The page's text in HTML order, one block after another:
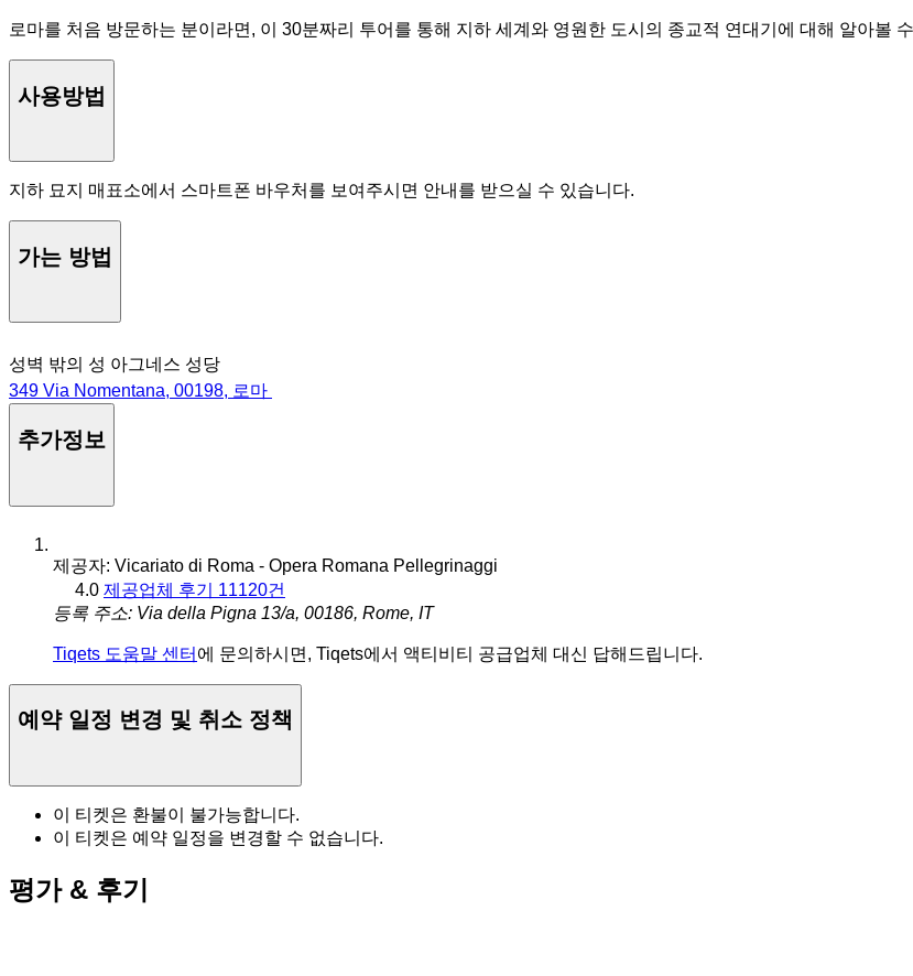
로마를 처음 방문하는 분이라면, 이 30분짜리 투어를 통해 지하 세계와 영원한 도시의 종교적 연대기에 대해 알아볼
사용방법
지하 묘지 매표소에서 스마트폰 바우처를 보여주시면 안내를 받으실 수 있습니다.
가는 방법
성벽 밖의 성 아그네스 성당
349 Via Nomentana, 00198, 로마
추가정보
제공자: Vicariato di Roma - Opera Romana Pellegrinaggi
4.0 제공업체 후기 11120건
등록 주소: Via della Pigna 13/a, 00186, Rome, IT
Tiqets 도움말 센터 에 문의하시면, Tiqets에서 액티비티 공급업체 대신 답해드립니다.
예약 일정 변경 및 취소 정책
이 티켓은 환불이 불가능합니다.
이 티켓은 예약 일정을 변경할 수 없습니다.
평가 & 후기